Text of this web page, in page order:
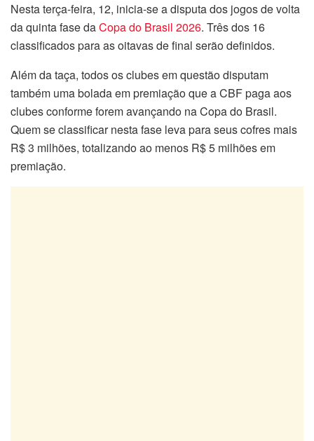
Nesta terça-feira, 12, inicia-se a disputa dos jogos de volta
da quinta fase daCopa do Brasil 2026. Três dos 16
classificados para as oitavas de final serão definidos.
Além da taça, todos os clubes em questão disputam
também uma bolada em premiação que a CBF paga aos
clubes conforme forem avançando na Copa do Brasil.
Quem se classificar nesta fase leva para seus cofres mais
R$ 3 milhões, totalizando ao menos R$ 5 milhões em
premiação.